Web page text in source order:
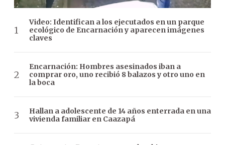
Video: Identifican a los ejecutados en un parque
ecológico de Encarnación y aparecen imágenes
claves
Encarnación: Hombres asesinados iban a
comprar oro, uno recibió 8 balazos y otro uno en
la boca
Hallan a adolescente de 14 años enterrada en una
vivienda familiar en Caazapá